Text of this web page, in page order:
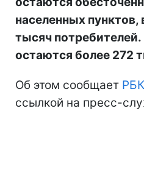
населенных пунктов,
тысяч
остаются более 272
Об этом сообщает
ссылкой на пресс-